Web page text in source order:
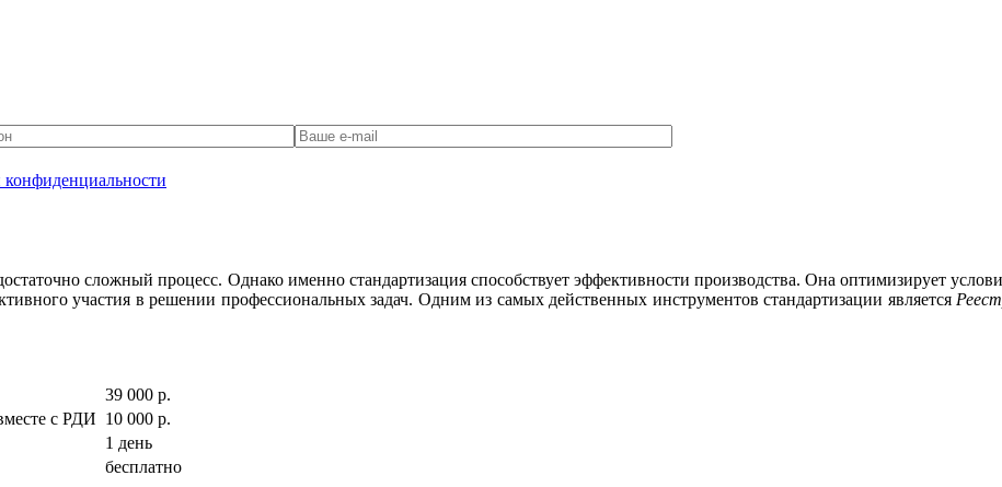
конфиденциальности
сложный процесс. Однако именно стандартизация способствует эффективности производства. Она оптимизирует
участия в решении профессиональных задач. Одним из самых действенных инструментов стандартизации является
39 000 р.
с РДИ 10 000 р.
1 день
бесплатно